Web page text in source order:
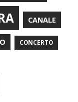
CANALE
CONCERTO